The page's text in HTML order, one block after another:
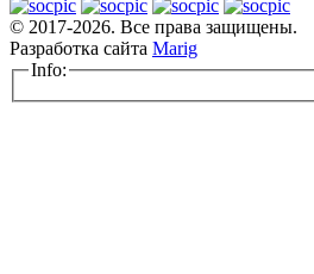
© 2017-2026. Все права защищены.
Разработка сайта Marig
Info: